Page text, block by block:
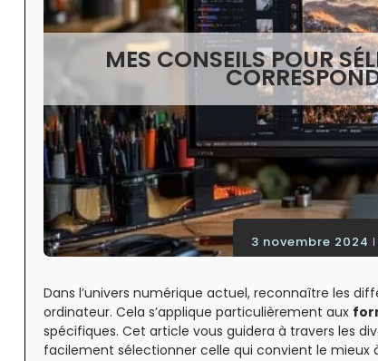
MES CONSEILS POUR
3 novembre 2024
Dans l’univers numérique actuel, reconnaître les
ordinateur. Cela s’applique particulièrement aux
spécifiques. Cet article vous guidera à travers les
facilement sélectionner celle qui convient le mieux